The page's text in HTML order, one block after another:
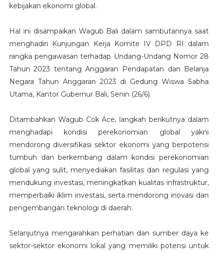
kebijakan ekonomi global.
Hal ini disampaikan Wagub Bali dalam sambutannya saat
menghadiri Kunjungan Kerja Komite IV DPD RI dalam
rangka pengawasan terhadap Undang-Undang Nomor 28
Tahun 2023 tentang Anggaran Pendapatan dan Belanja
Negara Tahun Anggaran 2023 di Gedung Wiswa Sabha
Utama, Kantor Gubernur Bali, Senin (26/6).
Ditambahkan Wagub Cok Ace, langkah berikutnya dalam
menghadapi kondisi perekonomian global yakni
mendorong diversifikasi sektor ekonomi yang berpotensi
tumbuh dan berkembang dalam kondisi perekonomian
global yang sulit, menyediakan fasilitas dan regulasi yang
mendukung investasi, meningkatkan kualitas infrastruktur,
memperbaiki iklim investasi, serta mendorong inovasi dan
pengembangan teknologi di daerah.
Selanjutnya mengarahkan perhatian dan sumber daya ke
sektor-sektor ekonomi lokal yang memiliki potensi untuk